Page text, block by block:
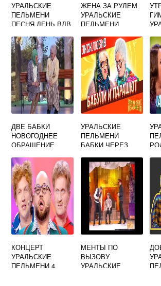
УРАЛЬСКИЕ
ПЕЛЬМЕНИ
ПЕСНЯ ДЕНЬ ВДВ
ЖЕНА ЗА РУЛЕМ
УРАЛЬСКИЕ
ПЕЛЬМЕНИ
ДВЕ БАБКИ
НОВОГОДНЕЕ
ОБРАЩЕНИЕ
ПЕЛЬМЕНИ ТЕКСТ
СЦЕНКИ
УРАЛЬСКИЕ
ПЕЛЬМЕНИ
БАБКИ ЧЕРЕЗ
ПЕРЕХОДЯТ
КОНЦЕРТ
УРАЛЬСКИЕ
ПЕЛЬМЕНИ 4
МЕНТЫ ПО
ВЫЗОВУ
УРАЛЬСКИЕ